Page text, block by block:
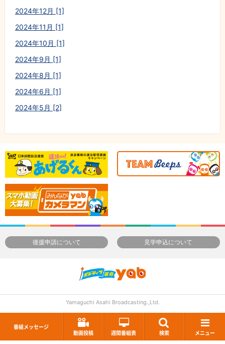
番組メッセージ
動画投稿
週間番組表 検索 メニュー
2024年12月 [1]
2024年11月 [1]
2024年10月 [1]
2024年9月 [1]
2024年8月 [1]
2024年6月 [1]
2024年5月 [2]
後援申請について 見学申込について
Yamaguchi Asahi Broadcasting.,Ltd.